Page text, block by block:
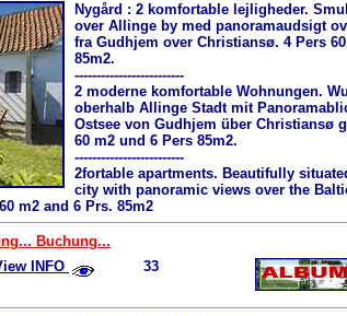
Nygård : 2 komfortable lejligheder.
over Allinge by med panoramaudsigt
fra Gudhjem over Christiansø. 4 Pers
85m2.
-------------------------
2 moderne komfortable Wohnungen.
oberhalb Allinge Stadt mit
Ostsee von Gudhjem über Christiansø
60 m2 und 6 Pers 85m2.
-------------------------
2fortable apartments. Beautifully
city with panoramic views over the
m2 and 6 Prs. 85m2
Buchung...
INFO 33